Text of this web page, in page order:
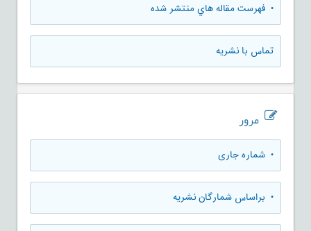
• فهرست مقاله هاي منتشر شده
تماس با نشریه
مرور
• شماره جاری
• براساس شمارگان نشریه